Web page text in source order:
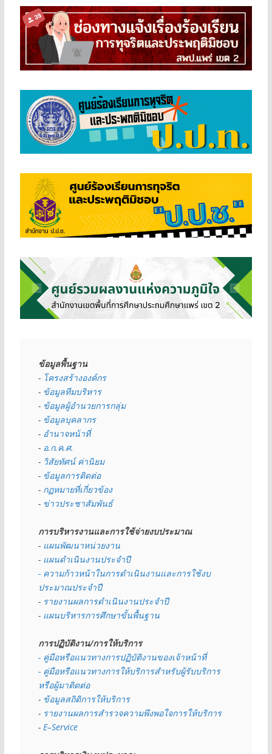
ข้อมูลพื้นฐาน
- โครงสร้างองค์กร
- ข้อมูลทีมบริหาร
- ข้อมูลผู้อำนวยการกลุ่ม
- ข้อมูลบุคลากร
- อำนาจหน้าที่
- อ.ก.ค.ศ.
- วิสัยทัศน์ ค่านิยม
- ข้อมูลการติดต่อ
- กฏหมายที่เกี่ยวข้อง
- ข่าวประชาสัมพันธ์
การบริหารงานและการใช้จ่ายงบประมาณ
- แผนพัฒนาหน่วยงาน
- แผนดำเนินงานประจำปี
- ความก้าวหน้าในการดำเนินงานและการใช้งบ
ประมาณประจำปี
- รายงานผลการดำเนินงานประจำปี
- แผนบริหารการศึกษาขั้นพื้นฐาน
การปฏิบัติงาน/การให้บริการ
- คู่มือหรือแนวทางการปฏิบัติงานของเจ้าหน้าที่
- คู่มือหรือแนวทางการให้บริการสำหรับผู้รับบริการ
หรือผู้มาติดต่อ
- ข้อมูลสถิติการให้บริการ
- รายงานผลการสำรวจความพึงพอใจการให้บริการ
- E–Service